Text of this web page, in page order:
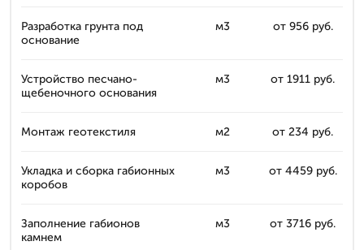
Разработка грунта под
основание
м3 от 956 руб.
Устройство песчано-
щебеночного основания
м3 от 1911 руб.
Монтаж геотекстиля м2 от 234 руб.
Укладка и сборка габионных
коробов
м3 от 4459 руб.
Заполнение габионов
камнем
м3 от 3716 руб.